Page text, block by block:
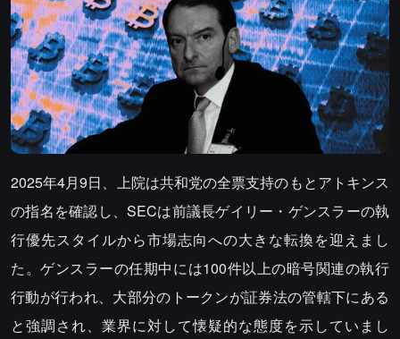
2025年4月9日、上院は共和党の全票支持のもとアトキンス
の指名を確認し、SECは前議長ゲイリー・ゲンスラーの執
行優先スタイルから市場志向への大きな転換を迎えまし
た。ゲンスラーの任期中には100件以上の暗号関連の執行
行動が行われ、大部分のトークンが証券法の管轄下にある
と強調され、業界に対して懐疑的な態度を示していまし